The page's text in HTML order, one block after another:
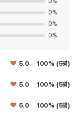
0%
0%
0%
5.0 100% (5명)
5.0 100% (5명)
5.0 100% (5명)